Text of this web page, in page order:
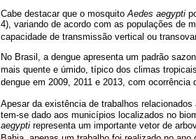
Cabe destacar que o mosquito Aedes aegypti
4), variando de acordo com as populações de
capacidade de transmissão vertical ou
No Brasil, a dengue apresenta um padrão
mais quente e úmido, típico dos climas tropicais.
dengue em 2009, 2011 e 2013, com
Apesar da existência de trabalhos
tem-se dado aos municípios localizados no
aegypti representa um importante vetor de